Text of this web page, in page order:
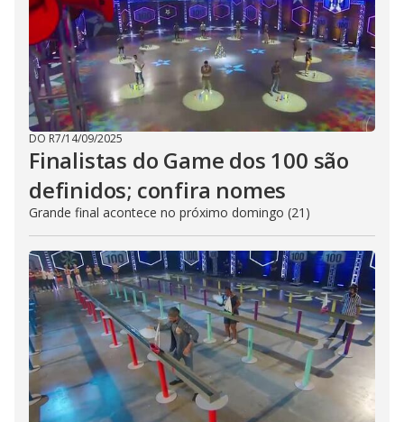
DO R7/14/09/2025
Finalistas do Game dos 100 são
definidos; confira nomes
Grande final acontece no próximo domingo (21)